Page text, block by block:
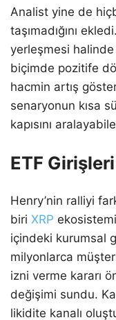
Analist yine de
taşımadığını
yerleşmesi halinde
biçimde pozitife
hacmin artış
senaryonun kısa
kapısını
ETF
Henry’nin ralliyi
biri XRP
içindeki kurumsal
milyonlarca
izni verme kararı
değişimi sundu.
likidite kanalı